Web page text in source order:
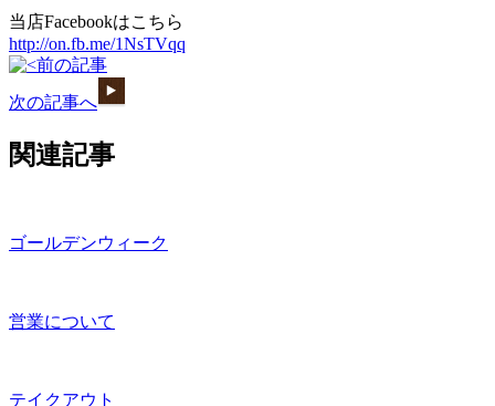
当店Facebookはこちら
http://on.fb.me/1NsTVqq
前の記事
次の記事へ
関連記事
ゴールデンウィーク
営業について
テイクアウト